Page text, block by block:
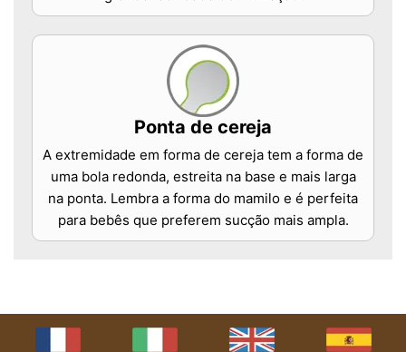
Ponta de cereja
A extremidade em forma de cereja tem a forma de
uma bola redonda, estreita na base e mais larga
na ponta. Lembra a forma do mamilo e é perfeita
para bebês que preferem sucção mais ampla.